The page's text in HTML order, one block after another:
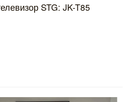
STG: JK-T85